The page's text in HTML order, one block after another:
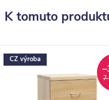
K tomuto
CZ výroba
7